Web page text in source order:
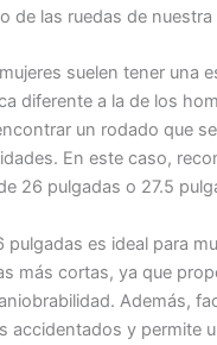
de las ruedas de nuestra
suelen tener una
diferente a la de los
un rodado que
En este caso,
26 pulgadas o 27.5
pulgadas es ideal para
más cortas, ya que
Además,
accidentados y permite